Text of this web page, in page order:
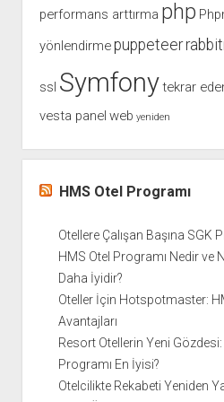
performans arttırma php
yönlendirmepuppeteer
ssl Symfonytekrar
vesta panel web yeniden
HMS Otel Programı
Otellere Çalışan Başına SGK
HMS Otel Programı Nedir ve
Daha İyidir?
Oteller İçin Hotspotmaster:
Avantajları
Resort Otellerin Yeni Gözdesi:
Programı En İyisi?
Otelcilikte Rekabeti Yeniden